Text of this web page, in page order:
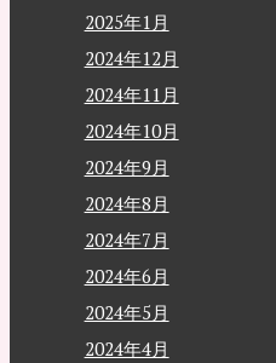
2025年1月
2024年12月
2024年11月
2024年10月
2024年9月
2024年8月
2024年7月
2024年6月
2024年5月
2024年4月